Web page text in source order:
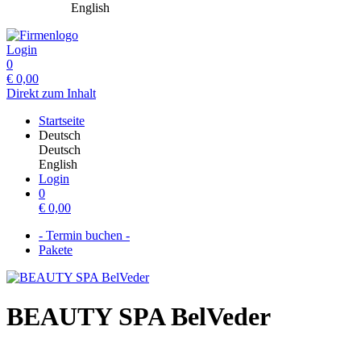
English
Login
0
€ 0,00
Direkt zum Inhalt
Startseite
Deutsch
Deutsch
English
Login
0
€ 0,00
- Termin buchen -
Pakete
BEAUTY SPA BelVeder